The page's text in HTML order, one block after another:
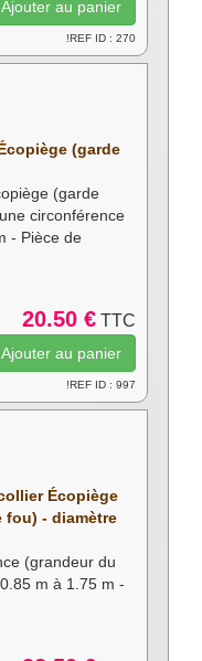
!REF ID : 270
(garde
(garde
circonférence
- Pièce de
20.50 € TTC
!REF ID : 997
Écopiège
fou) - diamètre
(grandeur du
m à 1.75 m -